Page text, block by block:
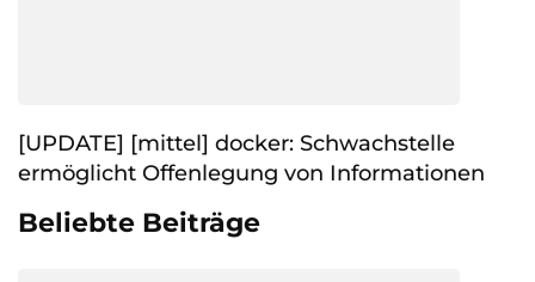
[UPDATE] [mittel] docker: Schwachstelle
ermöglicht Offenlegung von Informationen
Beliebte Beiträge